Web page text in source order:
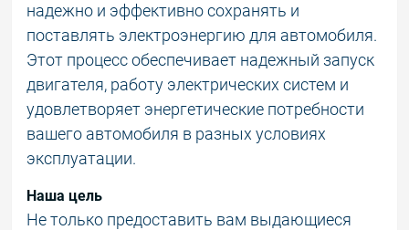
надежно и эффективно сохранять и
поставлять электроэнергию для автомобиля.
Этот процесс обеспечивает надежный запуск
двигателя, работу электрических систем и
удовлетворяет энергетические потребности
вашего автомобиля в разных условиях
эксплуатации.
Наша цель
Не только предоставить вам выдающиеся